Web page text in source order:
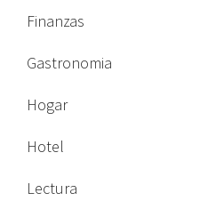
Finanzas
Gastronomia
Hogar
Hotel
Lectura